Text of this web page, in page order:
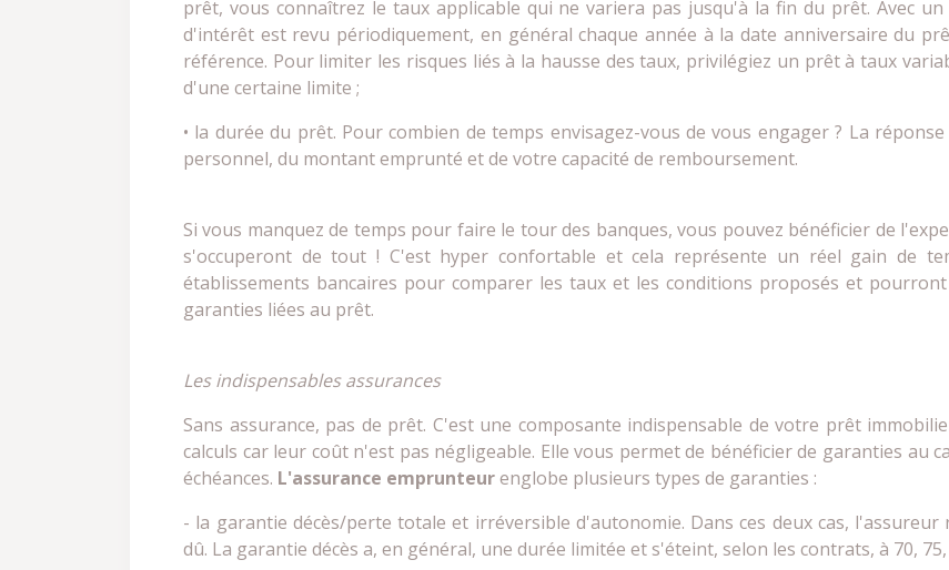
prêt, vous connaîtrez le taux applicable qui ne variera pas jusqu'à la fin du prêt. Avec
d'intérêt est revu périodiquement, en général chaque année à la date anniversaire du
référence. Pour limiter les risques liés à la hausse des taux, privilégiez un prêt à taux
d'une certaine limite ;
• la durée du prêt. Pour combien de temps envisagez-vous de vous engager ? La
personnel, du montant emprunté et de votre capacité de remboursement.
Si vous manquez de temps pour faire le tour des banques, vous pouvez bénéficier de
s'occuperont de tout ! C'est hyper confortable et cela représente un réel gain de
établissements bancaires pour comparer les taux et les conditions proposés et
garanties liées au prêt.
Les indispensables assurances
Sans assurance, pas de prêt. C'est une composante indispensable de votre prêt
calculs car leur coût n'est pas négligeable. Elle vous permet de bénéficier de garanties au
échéances. L'assurance emprunteurenglobe plusieurs types de garanties :
- la garantie décès/perte totale et irréversible d'autonomie. Dans ces deux cas,
dû. La garantie décès a, en général, une durée limitée et s'éteint, selon les contrats, à 70,